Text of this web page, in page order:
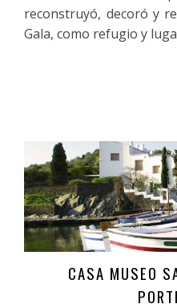
reconstruyó, decoró y
Gala, como refugio y
Más información
CASA MUSEO